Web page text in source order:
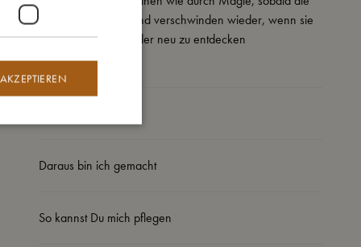
Matte nass wird – und verschwinden wieder, wenn sie
trocknet. Immer wieder neu zu entdecken
Daraus bin ich gemacht
So kannst Du mich pflegen